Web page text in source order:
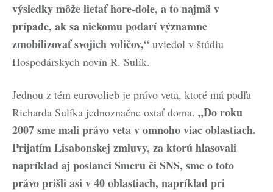
výsledky môže lietať hore-dole, a to najmä v
prípade, ak sa niekomu podarí významne
zmobilizovať svojich voličov,“ uviedol v štúdiu
Hospodárskych novín R. Sulík.
Jednou z tém eurovolieb je právo veta, ktoré má podľa
Richarda Sulíka jednoznačne ostať doma. „Do roku
2007 sme mali právo veta v omnoho viac oblastiach.
Prijatím Lisabonskej zmluvy, za ktorú hlasovali
napríklad aj poslanci Smeru či SNS, sme o toto
právo prišli asi v 40 oblastiach, napríklad pri